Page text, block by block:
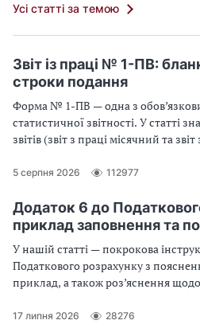
Усі статті за темою
Звіт із праці № 1-ПВ:
строки подання
Форма № 1-ПВ — одна з
статистичної звітності. У статті
звітів (звіт з праці місячний та
2026 році.
5 серпня 2026 112977
Додаток 6 до
приклад заповнення та
У нашій статті — покрокова
Податкового розрахунку з
приклад, а також роз’яснення
17 липня 2026 28276